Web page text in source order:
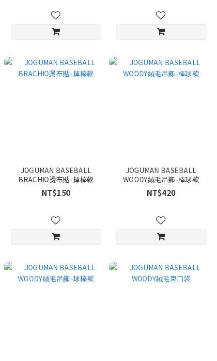
JOGUMAN BASEBALL
BRACHIO燙布貼-揮棒款
NT$150
JOGUMAN BASEBALL
WOODY絨毛吊飾-棒球款
NT$420